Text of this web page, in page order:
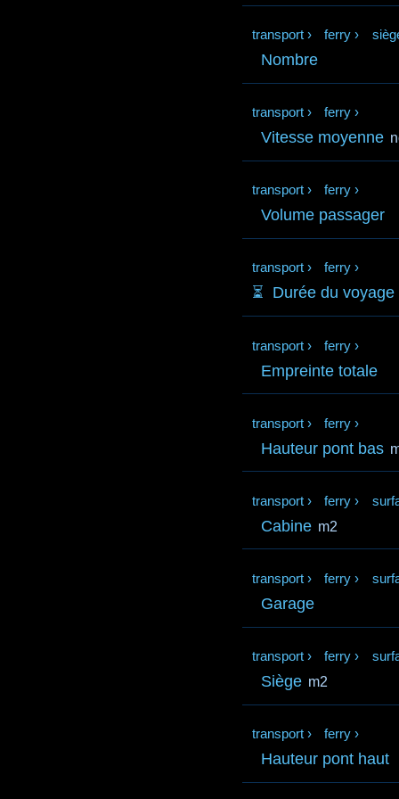
transport › ferry ›
Nombre
transport › ferry ›
Vitesse moyenne
transport › ferry ›
Volume passager
transport › ferry ›
⏳️ Durée du voyage
transport › ferry ›
Empreinte totale
transport › ferry ›
Hauteur pont bas
transport › ferry ›
Cabine m2
transport › ferry ›
Garage
transport › ferry ›
Siège m2
transport › ferry ›
Hauteur pont haut